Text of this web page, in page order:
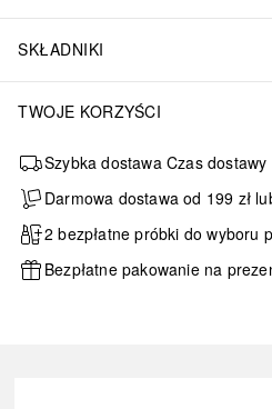
SKŁADNIKI
TWOJE KORZYŚCI
Szybka dostawa Czas dostawy
Darmowa dostawa od 199 zł
2 bezpłatne próbki do wyboru
Bezpłatne pakowanie na